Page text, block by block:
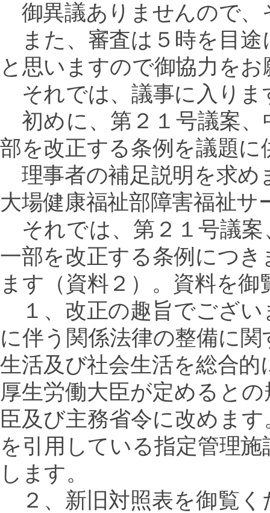
御異議ありませんので、
また、審査は５時を目途
と思いますので御協力を
それでは、議事に入りま
初めに、第２１号議案、
部を改正する条例を議題に
理事者の補足説明を求め
大場健康福祉部障害福祉サ
それでは、第２１号議案
一部を改正する条例につ
ます（資料２）。資料を御
１、改正の趣旨でござい
に伴う関係法律の整備に
生活及び社会生活を総合
厚生労働大臣が定めると
臣及び主務省令に改めま
を引用している指定管理
します。
２、新旧対照表を御覧く